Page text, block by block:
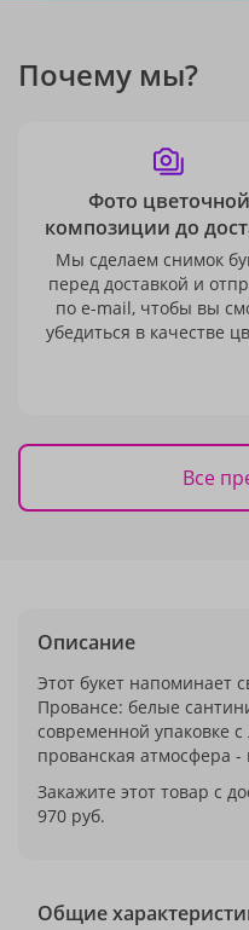
Почему мы?
Фото цветочной
композиции до
Мы сделаем снимок
перед доставкой и
по e-mail, чтобы вы
убедиться в качестве
Все
Описание
Этот букет напоминает
Провансе: белые
современной упаковке
прованская атмосфера -
Закажите этот товар с
970 руб.
Общие